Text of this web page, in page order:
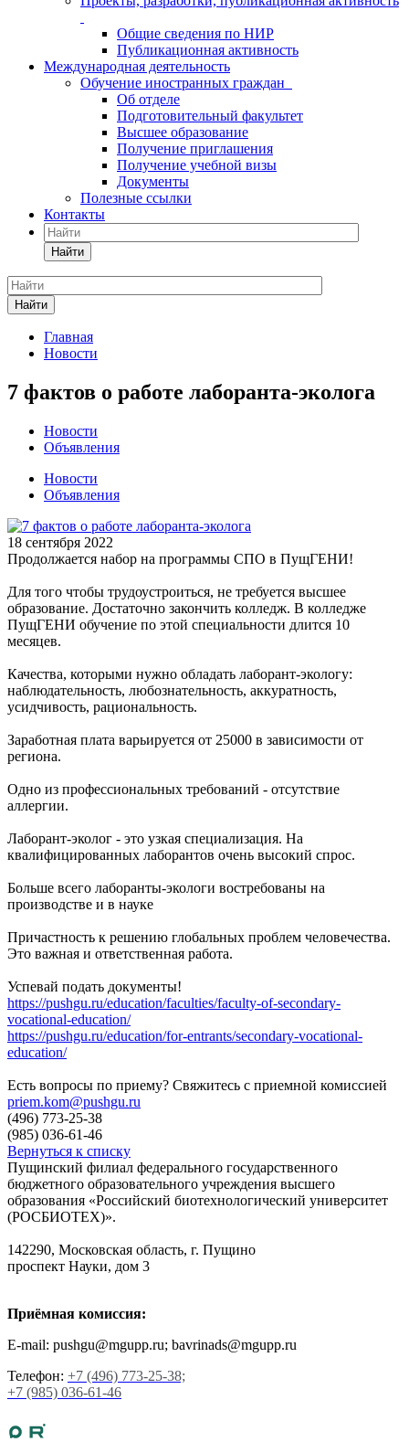
Общие сведения по НИР
Публикационная активность
Международная деятельность
Обучение иностранных граждан
Об отделе
Подготовительный факультет
Высшее образование
Получение приглашения
Получение учебной визы
Документы
Полезные ссылки
Контакты
Найти
Найти
Главная
Новости
7 фактов о работе лаборанта-эколога
Новости
Объявления
Новости
Объявления
18 сентября 2022
Продолжается набор на программы СПО в ПущГЕНИ!
Для того чтобы трудоустроиться, не требуется высшее
образование. Достаточно закончить колледж. В колледже
ПущГЕНИ обучение по этой специальности длится 10
месяцев.
Качества, которыми нужно обладать лаборант-экологу:
наблюдательность, любознательность, аккуратность,
усидчивость, рациональность.
Заработная плата варьируется от 25000 в зависимости от
региона.
Одно из профессиональных требований - отсутствие
аллергии.
Лаборант-эколог - это узкая специализация. На
квалифицированных лаборантов очень высокий спрос.
Больше всего лаборанты-экологи востребованы на
производстве и в науке
Причастность к решению глобальных проблем человечества.
Это важная и ответственная работа.
Успевай подать документы!
https://pushgu.ru/education/faculties/faculty-of-secondary-
vocational-education/
https://pushgu.ru/education/for-entrants/secondary-vocational-
education/
Есть вопросы по приему? Свяжитесь с приемной комиссией
priem.kom@pushgu.ru
(496) 773-25-38
(985) 036-61-46
Вернуться к списку
Пущинский филиал федерального государственного
бюджетного образовательного учреждения высшего
образования «Российский биотехнологический университет
(РОСБИОТЕХ)».
142290, Московская область, г. Пущино
проспект Науки, дом 3
Приёмная комиссия:
E-mail: pushgu@mgupp.ru; bavrinads@mgupp.ru
Телефон: +7 (496) 773-25-38;
+7 (985) 036-61-46